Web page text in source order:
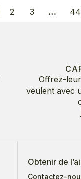
2 3 … 44
Offrez-
veulent avec
Obtenir de
Contactez-